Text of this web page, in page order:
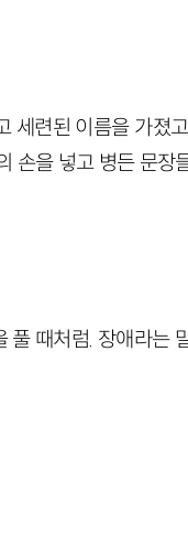
세련된 이름을 가졌
손을 넣고 병든 문장
때처럼. 장애라는